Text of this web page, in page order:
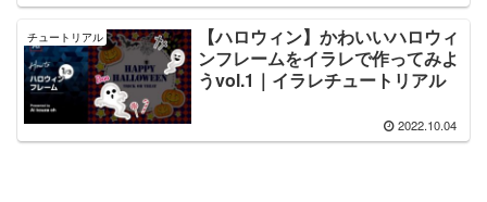
チュートリアル
【ハロウィン】かわいいハロウィ
ンフレームをイラレで作ってみよ
うvol.1｜イラレチュートリアル
2022.10.04